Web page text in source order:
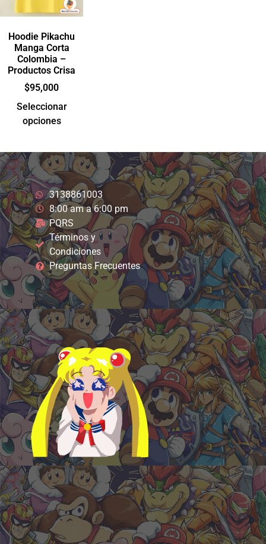
Hoodie Pikachu
Manga Corta
Colombia –
Productos Crisa
$95,000
Seleccionar
opciones
3138861003
8:00 am a 6:00 pm
PQRS
Términos y
Condiciones
Preguntas Frecuentes